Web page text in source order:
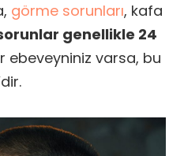
görme sorunları, kafa
genellikle 24
ebeveyniniz varsa, bu